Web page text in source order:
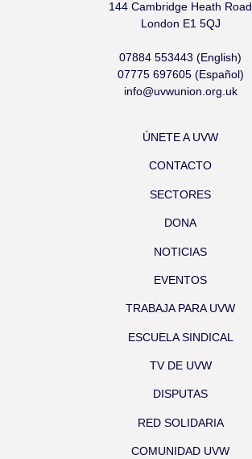
144 Cambridge Heath Road
London E1 5QJ
07884 553443 (English)
07775 697605 (Español)
info@uvwunion.org.uk
ÚNETE A UVW
CONTACTO
SECTORES
DONA
NOTICIAS
EVENTOS
TRABAJA PARA UVW
ESCUELA SINDICAL
TV DE UVW
DISPUTAS
RED SOLIDARIA
COMUNIDAD UVW